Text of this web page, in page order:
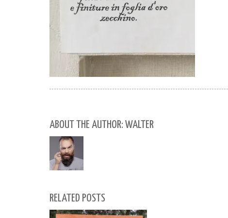
ABOUT THE AUTHOR: WALTER
RELATED POSTS